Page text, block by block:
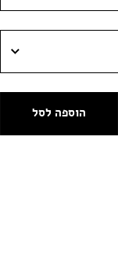
הוספה לסל